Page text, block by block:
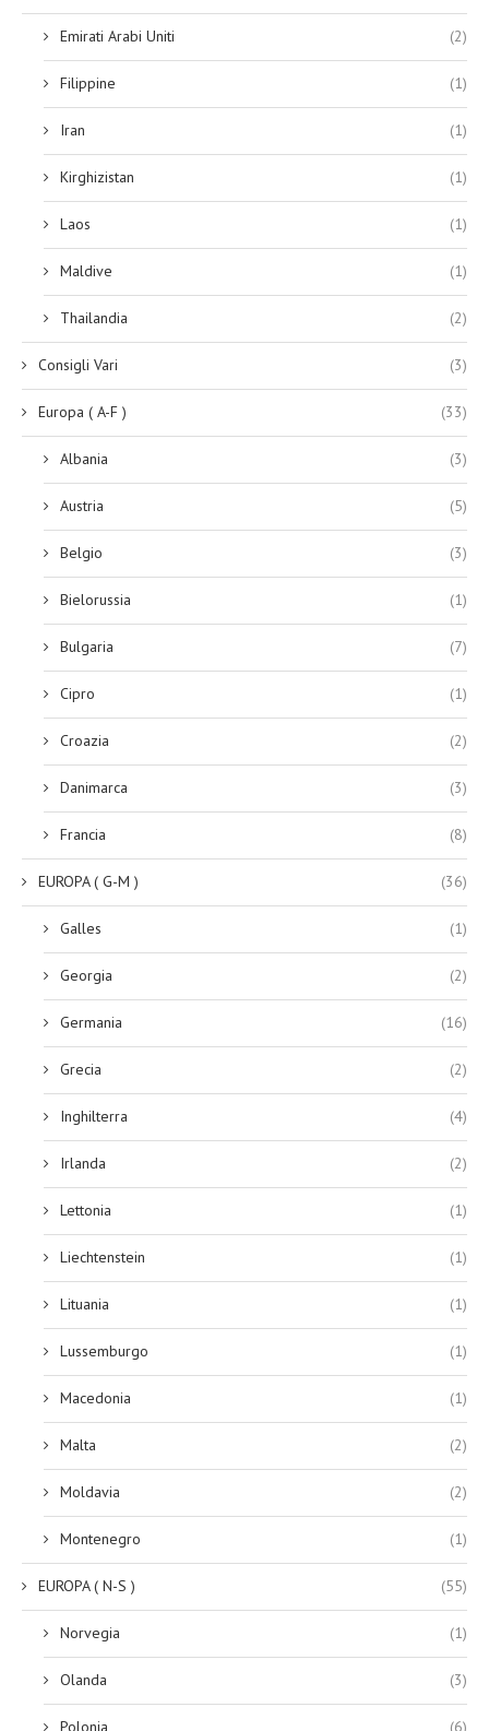
Emirati Arabi Uniti (2)
Filippine (1)
Iran (1)
Kirghizistan (1)
Laos (1)
Maldive (1)
Thailandia (2)
Consigli Vari (3)
Europa ( A-F ) (33)
Albania (3)
Austria (5)
Belgio (3)
Bielorussia (1)
Bulgaria (7)
Cipro (1)
Croazia (2)
Danimarca (3)
Francia (8)
EUROPA ( G-M ) (36)
Galles (1)
Georgia (2)
Germania (16)
Grecia (2)
Inghilterra (4)
Irlanda (2)
Lettonia (1)
Liechtenstein (1)
Lituania (1)
Lussemburgo (1)
Macedonia (1)
Malta (2)
Moldavia (2)
Montenegro (1)
EUROPA ( N-S ) (55)
Norvegia (1)
Olanda (3)
Polonia (6)